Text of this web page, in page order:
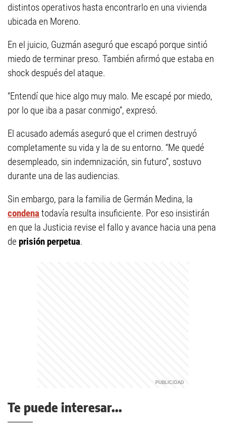
distintos operativos hasta encontrarlo en una vivienda
ubicada en Moreno.
En el juicio, Guzmán aseguró que escapó porque sintió
miedo de terminar preso. También afirmó que estaba en
shock después del ataque.
“Entendí que hice algo muy malo. Me escapé por miedo,
por lo que iba a pasar conmigo”, expresó.
El acusado además aseguró que el crimen destruyó
completamente su vida y la de su entorno. “Me quedé
desempleado, sin indemnización, sin futuro”, sostuvo
durante una de las audiencias.
Sin embargo, para la familia de Germán Medina, la
condenatodavía resulta insuficiente. Por eso insistirán
en que la Justicia revise el fallo y avance hacia una pena
de prisión perpetua.
Te puede interesar...